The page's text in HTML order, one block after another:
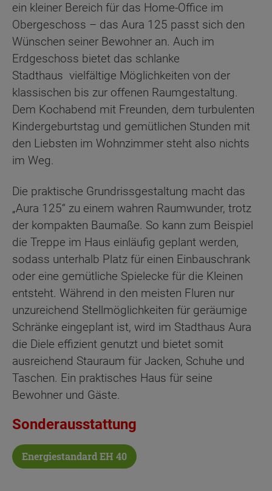
ein kleiner Bereich für das Home-Office im
Obergeschoss – das Aura 125 passt sich den
Wünschen seiner Bewohner an. Auch im
Erdgeschoss bietet das schlanke
Stadthaus vielfältige Möglichkeiten von der
klassischen bis zur offenen Raumgestaltung.
Dem Kochabend mit Freunden, dem turbulenten
Kindergeburtstag und gemütlichen Stunden mit
den Liebsten im Wohnzimmer steht also nichts
im Weg.
Die praktische Grundrissgestaltung macht das
„Aura 125“ zu einem wahren Raumwunder, trotz
der kompakten Baumaße. So kann zum Beispiel
die Treppe im Haus einläufig geplant werden,
sodass unterhalb Platz für einen Einbauschrank
oder eine gemütliche Spielecke für die Kleinen
entsteht. Während in den meisten Fluren nur
unzureichend Stellmöglichkeiten für geräumige
Schränke eingeplant ist, wird im Stadthaus Aura
die Diele effizient genutzt und bietet somit
ausreichend Stauraum für Jacken, Schuhe und
Taschen. Ein praktisches Haus für seine
Bewohner und Gäste.
Sonderausstattung
Energiestandard EH 40